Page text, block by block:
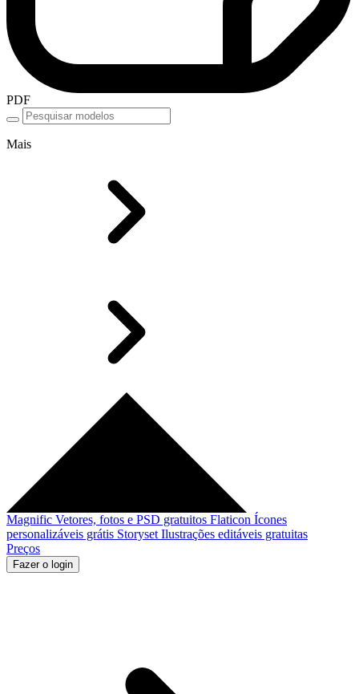
PDF
Mais
Magnific Vetores, fotos e PSD gratuitos Flaticon Ícones
personalizáveis grátis Storyset Ilustrações editáveis gratuitas
Preços
Fazer o login